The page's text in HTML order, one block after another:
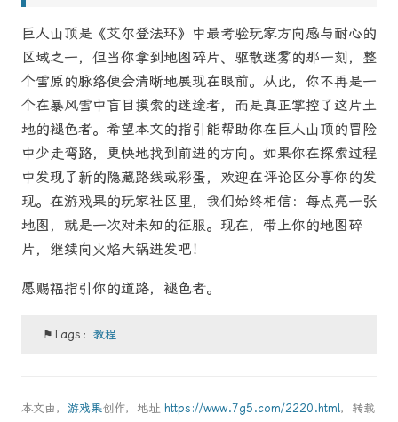
巨人山顶是《艾尔登法环》中最考验玩家方向感与耐心的
区域之一，但当你拿到地图碎片、驱散迷雾的那一刻，整
个雪原的脉络便会清晰地展现在眼前。从此，你不再是一
个在暴风雪中盲目摸索的迷途者，而是真正掌控了这片土
地的褪色者。希望本文的指引能帮助你在巨人山顶的冒险
中少走弯路，更快地找到前进的方向。如果你在探索过程
中发现了新的隐藏路线或彩蛋，欢迎在评论区分享你的发
现。在游戏果的玩家社区里，我们始终相信：每点亮一张
地图，就是一次对未知的征服。现在，带上你的地图碎
片，继续向火焰大锅进发吧！
愿赐福指引你的道路，褪色者。
⚑Tags：教程
本文由， 游戏果创作，地址 https://www.7g5.com/2220.html，转载